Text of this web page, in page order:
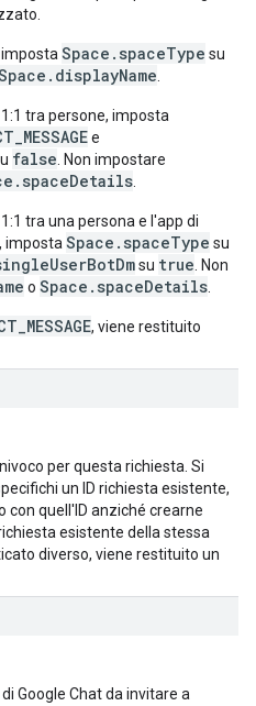
Space.spaceType su
tra persone, imposta
e
false . Non impostare
tra una persona e l'app di
imposta Space.spaceType su
su true . Non
o Space.spaceDetails
, viene restituito
per questa richiesta. Si
un ID richiesta esistente,
quell'ID anziché crearne
esistente della stessa
diverso, viene restituito un
Google Chat da invitare a